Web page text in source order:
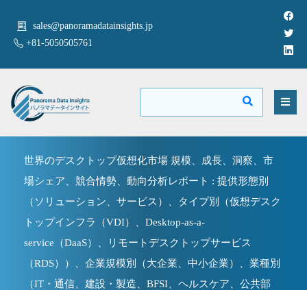
sales@panoramadatainsights.jp
+81-5050505761
世界のデスクトップ仮想化市場 規模、成長、洞察、市
場シェア、競合情勢、動向分析レポート : 提供形態別
（ソリューション、サービス）、タイプ別（仮想デスク
トップインフラ（VDI）、Desktop-as-a-
service（DaaS）、リモートデスクトップサービス
（RDS））、企業規模別（大企業、中小企業）、業種別
（IT・通信、建設・製造、BFSI、ヘルスケア、公共部